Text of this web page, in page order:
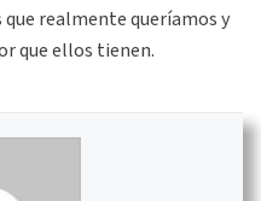
realmente queríamos y
que ellos tienen.